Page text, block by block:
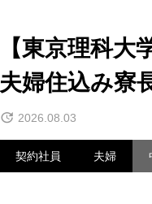
【東京理科大
夫婦住込み寮
2026.08.03
契約社員 夫婦